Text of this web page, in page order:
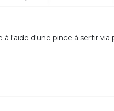
l'aide d'une pince à sertir